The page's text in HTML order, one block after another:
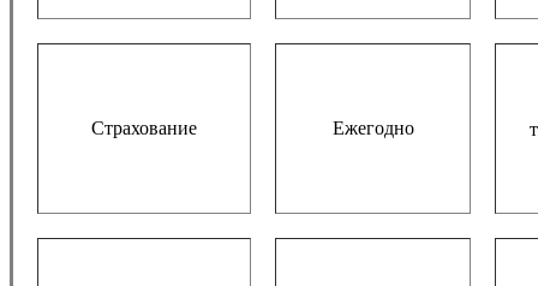
Страхование Ежегодно